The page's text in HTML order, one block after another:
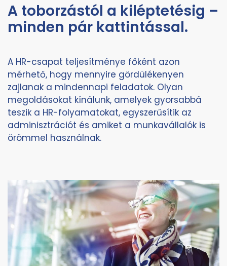
A toborzástól a kiléptetésig –
minden pár kattintással.
A HR-csapat teljesítménye főként azon
mérhető, hogy mennyire gördülékenyen
zajlanak a mindennapi feladatok. Olyan
megoldásokat kínálunk, amelyek gyorsabbá
teszik a HR-folyamatokat, egyszerűsítik az
adminisztrációt és amiket a munkavállalók is
örömmel használnak.